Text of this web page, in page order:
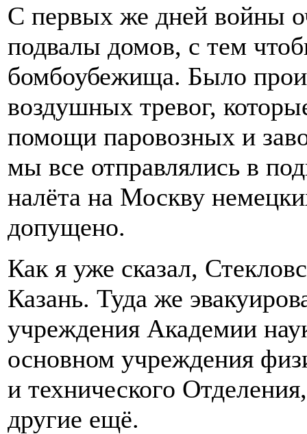
С первых же дней войны
подвалы домов, с тем
бомбоубежища. Было
воздушных тревог,
помощи паровозных и
мы все отправлялись в
налёта на Москву
допущено.
Как я уже сказал,
Казань. Туда же
учреждения Академии
основном учреждения
и технического
другие ещё.